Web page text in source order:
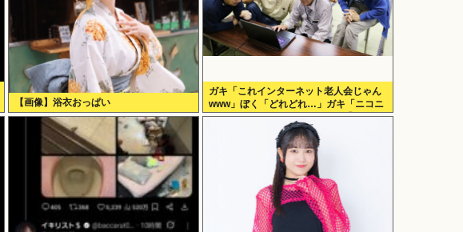
【画像】浴衣おっぱい
ガキ「これインターネット老人会じゃん
www」ぼく「どれどれ…」ガキ「ニコニ
コ！らきすた！ボカロ！」ぼく「は